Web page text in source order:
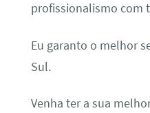
profissionalismo com
Eu garanto o melhor
Sul.
Venha ter a sua